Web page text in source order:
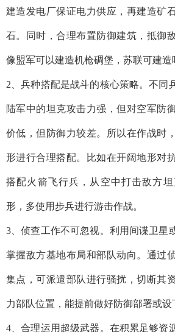
建造发电厂保证电力供应，再建造矿
石。同时，合理布置防御建筑，抵御
像盟军可以建造机枪碉堡，苏联可建造
2、兵种搭配是战斗的核心策略。不同
陆军中的坦克攻击力强，但对空军防
价低，但防御力较差。所以在作战时
形进行合理搭配。比如在开阔地形对
搭配火箭飞行兵，从空中打击敌方
形，多使用步兵进行游击作战。
3、侦查工作不可忽视。利用间谍卫星
掌握敌方基地布局和部队动向。通过
集点，可派遣部队进行骚扰，切断其
力部队位置，能提前做好防御部署或设
4、合理运用超级武器。在积累足够资